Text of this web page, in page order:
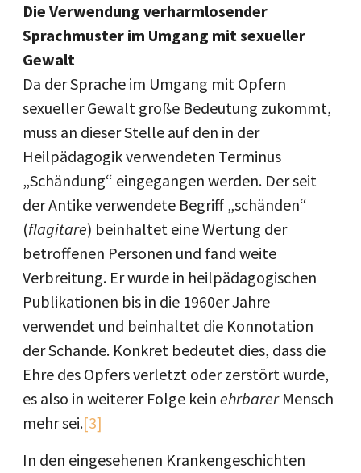
Die Verwendung verharmlosender
Sprachmuster im Umgang mit sexueller
Gewalt
Da der Sprache im Umgang mit Opfern
sexueller Gewalt große Bedeutung zukommt,
muss an dieser Stelle auf den in der
Heilpädagogik verwendeten Terminus
„Schändung“ eingegangen werden. Der seit
der Antike verwendete Begriff „schänden“
(flagitare) beinhaltet eine Wertung der
betroffenen Personen und fand weite
Verbreitung. Er wurde in heilpädagogischen
Publikationen bis in die 1960er Jahre
verwendet und beinhaltet die Konnotation
der Schande. Konkret bedeutet dies, dass die
Ehre des Opfers verletzt oder zerstört wurde,
es also in weiterer Folge kein ehrbarerMensch
mehr sei.[3]
In den eingesehenen Krankengeschichten